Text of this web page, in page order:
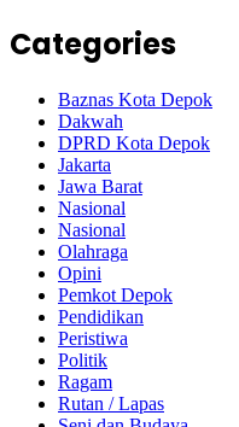
Categories
Baznas Kota Depok
Dakwah
DPRD Kota Depok
Jakarta
Jawa Barat
Nasional
Nasional
Olahraga
Opini
Pemkot Depok
Pendidikan
Peristiwa
Politik
Ragam
Rutan / Lapas